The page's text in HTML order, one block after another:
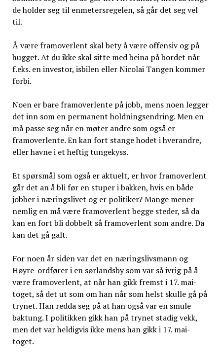
de holder seg til enmetersregelen, så går det seg vel
til.
Å være framoverlent skal bety å være offensiv og på
hugget. At du ikke skal sitte med beina på bordet når
f.eks. en investor, isbilen eller Nicolai Tangen kommer
forbi.
Noen er bare framoverlente på jobb, mens noen legger
det inn som en permanent holdningsendring. Men en
må passe seg når en møter andre som også er
framoverlente. En kan fort stange hodet i hverandre,
eller havne i et heftig tungekyss.
Et spørsmål som også er aktuelt, er hvor framoverlent
går det an å bli før en stuper i bakken, hvis en både
jobber i næringslivet og er politiker? Mange mener
nemlig en må være framoverlent begge steder, så da
kan en fort bli dobbelt så framoverlent som andre. Da
kan det gå galt.
For noen år siden var det en næringslivsmann og
Høyre-ordfører i en sørlandsby som var så ivrig på å
være framoverlent, at når han gikk fremst i 17. mai-
toget, så det ut som om han når som helst skulle gå på
trynet. Han redda seg på at han også var en smule
baktung. I politikken gikk han på trynet stadig vekk,
men det var heldigvis ikke mens han gikk i 17. mai-
toget.